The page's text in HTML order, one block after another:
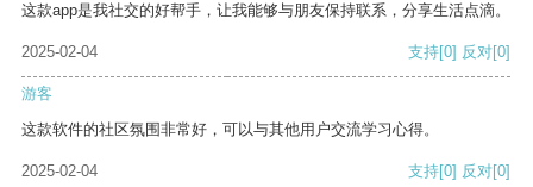
这款app是我社交的好帮手，让我能够与朋友保持联系，分享生活点滴。
2025-02-04 支持[0] 反对[0]
游客
这款软件的社区氛围非常好，可以与其他用户交流学习心得。
2025-02-04 支持[0] 反对[0]